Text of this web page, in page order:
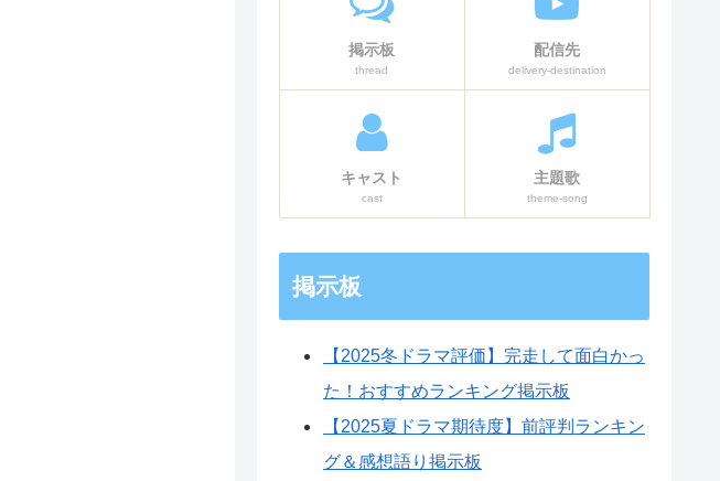
掲示板
thread
配信先
delivery-destination
キャスト
cast
主題歌
theme-song
掲示板
【2025冬ドラマ評価】完走して面白かっ
た！おすすめランキング掲示板
【2025夏ドラマ期待度】前評判ランキン
グ＆感想語り掲示板